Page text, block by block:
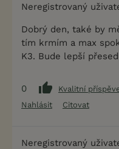
Neregistrovaný
Dobrý den, také by
tím krmím a max
K3. Bude lepší
0
Kvalitní
Nahlásit
Citovat
Neregistrovaný